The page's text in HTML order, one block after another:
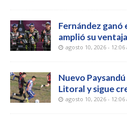
Fernández
amplió su ventaja
agosto 10, 2026 - 12:06
Nuevo
Litoral y sigue
agosto 10, 2026 - 12:06